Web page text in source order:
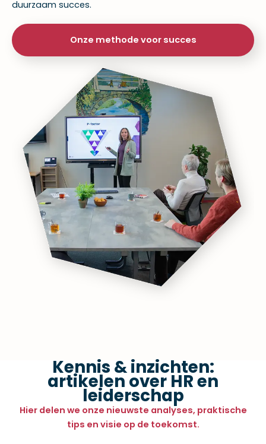
duurzaam succes.
Onze methode voor succes
Kennis & inzichten:
artikelen over HR en
leiderschap
Hier delen we onze nieuwste analyses, praktische
tips en visie op de toekomst.